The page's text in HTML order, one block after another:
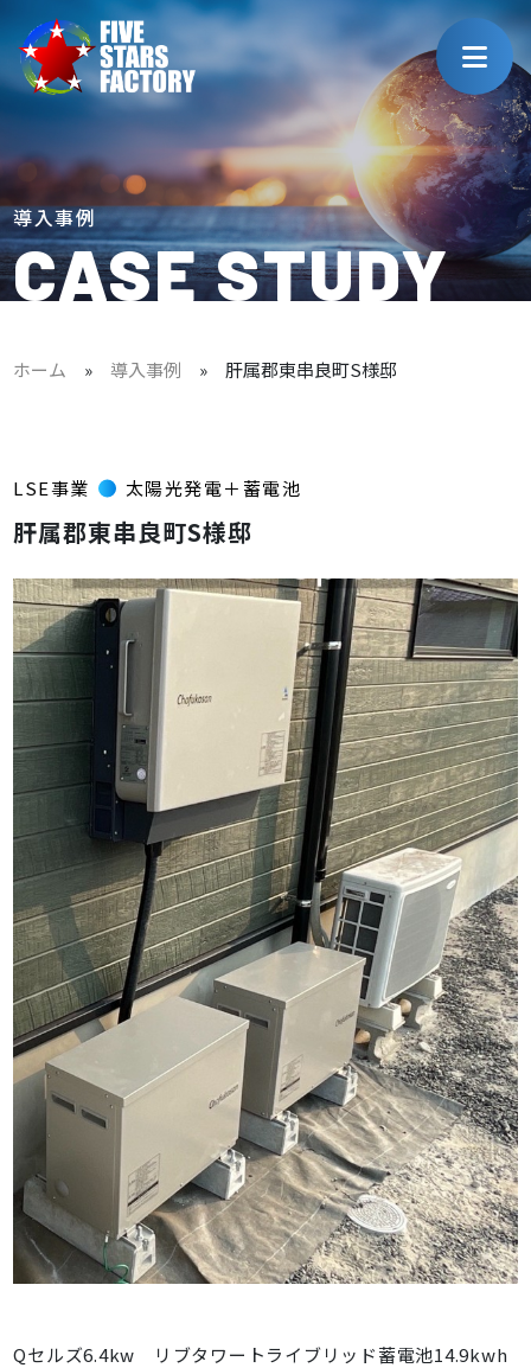
CASE STUDY
導入事例
ホーム »導入事例 » 肝属郡東串良町S様邸
LSE事業 太陽光発電＋蓄電池
肝属郡東串良町S様邸
Qセルズ6.4kw リブタワートライブリッド蓄電池14.9kwh